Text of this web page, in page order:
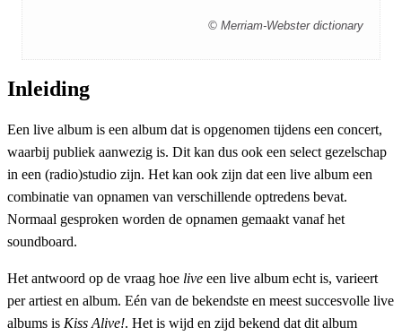
© Merriam-Webster dictionary
Inleiding
Een live album is een album dat is opgenomen tijdens een concert,
waarbij publiek aanwezig is. Dit kan dus ook een select gezelschap
in een (radio)studio zijn. Het kan ook zijn dat een live album een
combinatie van opnamen van verschillende optredens bevat.
Normaal gesproken worden de opnamen gemaakt vanaf het
soundboard.
Het antwoord op de vraag hoe live een live album echt is, varieert
per artiest en album. Eén van de bekendste en meest succesvolle live
albums is Kiss Alive!. Het is wijd en zijd bekend dat dit album